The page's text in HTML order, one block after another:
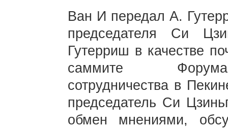
Ван И передал А.
председателя Си
Гутерриш в качестве
саммите Форума
сотрудничества в
председатель Си
обмен мнениями,